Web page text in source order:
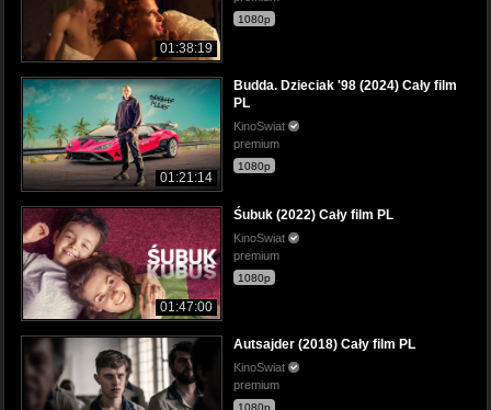
01:38:19
1080p
01:21:14
Budda. Dzieciak '98 (2024) Cały film
PL
KinoSwiat
premium
1080p
01:47:00
Śubuk (2022) Cały film PL
KinoSwiat
premium
1080p
Autsajder (2018) Cały film PL
KinoSwiat
premium
1080p